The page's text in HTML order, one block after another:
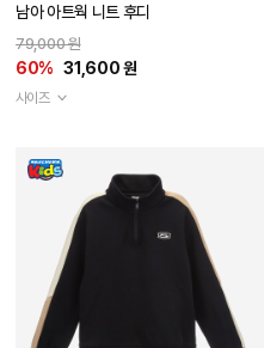
남아 아트웍 니트 후디
79,000 원
60% 31,600 원
사이즈